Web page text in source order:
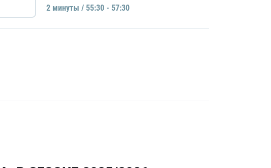
2 минуты / 55:30 - 57:30